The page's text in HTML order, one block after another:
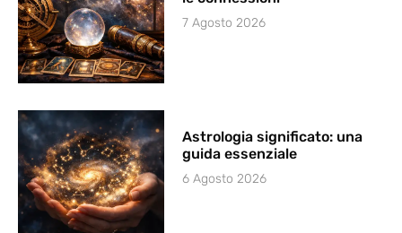
7 Agosto 2026
Astrologia significato: una
guida essenziale
6 Agosto 2026